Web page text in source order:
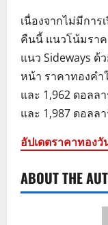
เนื่องจากไม่มีกา
คืนนี้ แนวโน้มราค
แนว Sideways ด้
หน้า ราคาทองคำ
และ 1,962 ดอลล
และ 1,987 ดอลล
อัปเดตราคาทองวั
ABOUT THE